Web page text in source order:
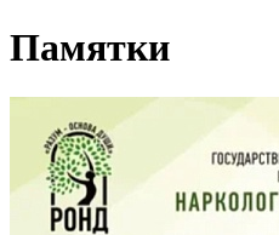
Памятки